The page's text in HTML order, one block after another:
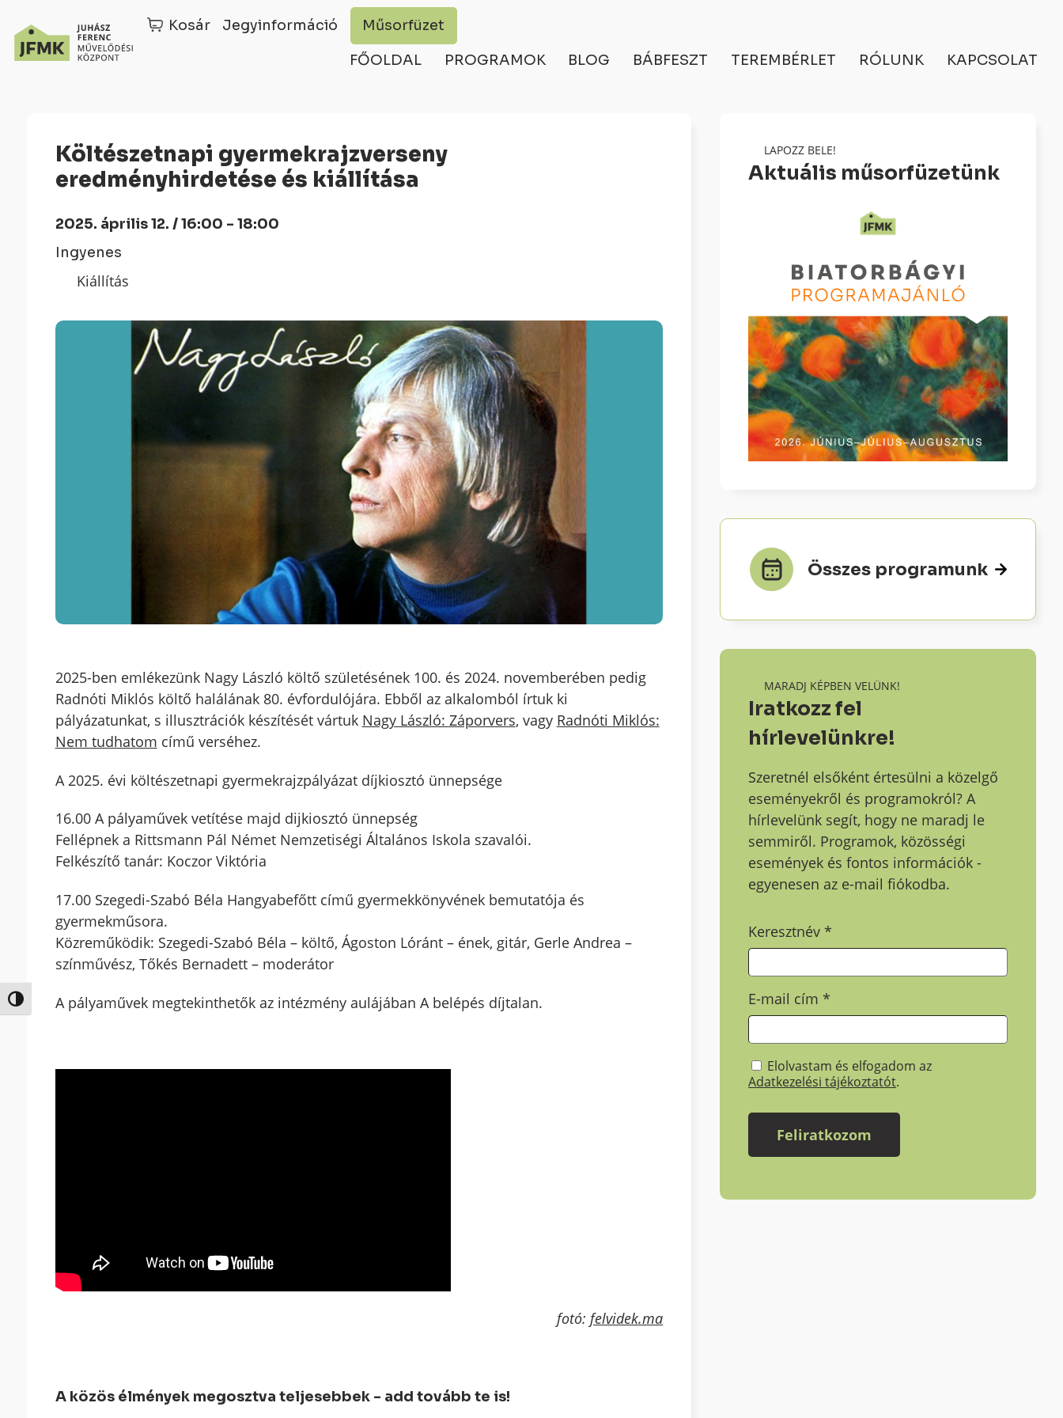
Nagy kontraszt váltása
Kosár Jegyinformáció Műsorfüzet
FŐOLDAL PROGRAMOK BLOG BÁBFESZT TEREMBÉRLET RÓLUNK KAPCSOLAT
Költészetnapi gyermekrajzverseny
eredményhirdetése és kiállítása
2025. április 12. / 16:00 - 18:00
Ingyenes
Kiállítás
2025-ben emlékezünk Nagy László költő születésének 100. és 2024. novemberében pedig
Radnóti Miklós költő halálának 80. évfordulójára. Ebből az alkalomból írtuk ki
pályázatunkat, s illusztrációk készítését vártuk Nagy László: Záporvers, vagy Radnóti Miklós:
Nem tudhatom című verséhez.
A 2025. évi költészetnapi gyermekrajzpályázat díjkiosztó ünnepsége
16.00 A pályaművek vetítése majd dijkiosztó ünnepség
Fellépnek a Rittsmann Pál Német Nemzetiségi Általános Iskola szavalói.
Felkészítő tanár: Koczor Viktória
17.00 Szegedi-Szabó Béla Hangyabefőtt című gyermekkönyvének bemutatója és
gyermekműsora.
Közreműködik: Szegedi-Szabó Béla – költő, Ágoston Lóránt – ének, gitár, Gerle Andrea –
színművész, Tőkés Bernadett – moderátor
A pályaművek megtekinthetők az intézmény aulájában A belépés díjtalan.
fotó:felvidek.ma
A közös élmények megosztva teljesebbek - add tovább te is!
LAPOZZ BELE!
Aktuális műsorfüzetünk
Összes programunk
MARADJ KÉPBEN VELÜNK!
Iratkozz fel
hírlevelünkre!
Szeretnél elsőként értesülni a közelgő
eseményekről és programokról? A
hírlevelünk segít, hogy ne maradj le
semmiről. Programok, közösségi
események és fontos információk -
egyenesen az e-mail fiókodba.
Keresztnév*
E-mail cím*
Elolvastam és elfogadom az
Adatkezelési tájékoztatót.